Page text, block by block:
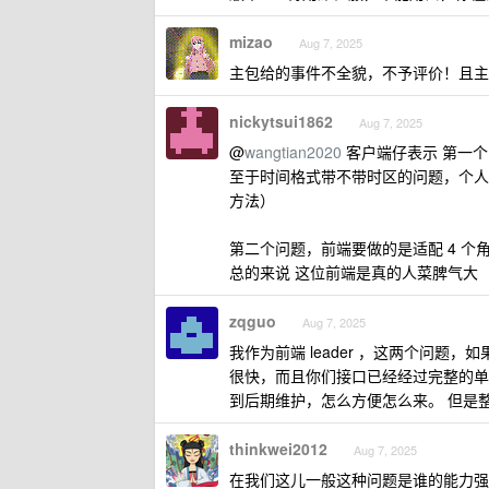
mizao Aug 7, 2025
主包给的事件不全貌，不予评价！且
nickytsui1862 Aug 7, 2025
@wangtian2020 客户端仔表示 第一
至于时间格式带不带时区的问题，个
方法）
第二个问题，前端要做的是适配 4 个
总的来说 这位前端是真的人菜脾气大
zqguo Aug 7, 2025
我作为前端 leader ，这两个问题，如
很快，而且你们接口已经经过完整的
到后期维护，怎么方便怎么来。 但是
thinkwei2012 Aug 7, 2025
在我们这儿一般这种问题是谁的能力